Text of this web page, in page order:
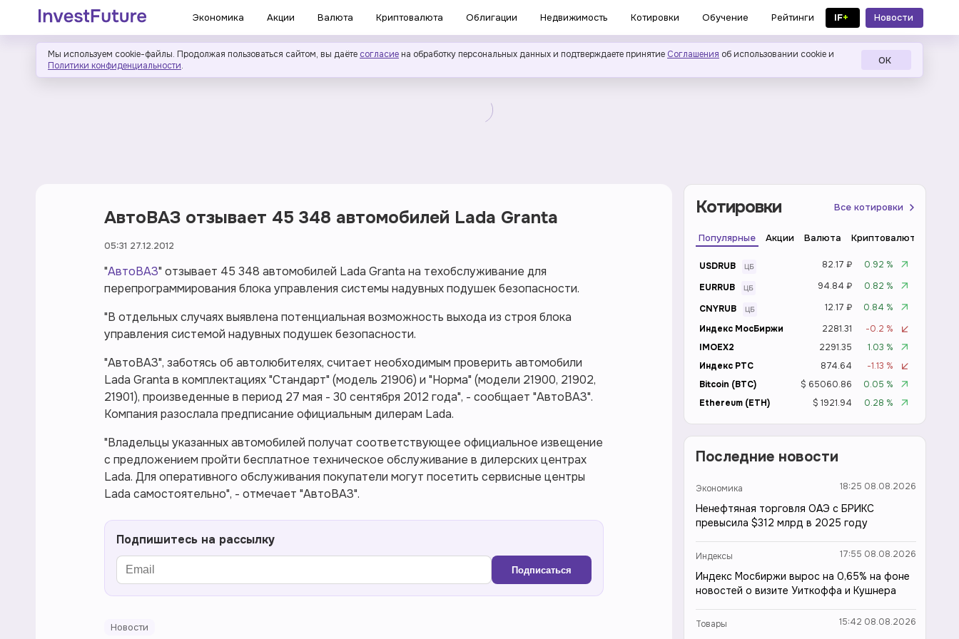
Экономика Акции Валюта Криптовалюта Облигации Недвижимость Котировки Обучение Рейтинги IF+
Новости
в MAX
Мы используем cookie-файлы. Продолжая пользоваться сайтом, вы даёте согласие на обработку персональных данных и подтверждаете принятие Соглашения об использовании cookie и
Политики конфиденциальности. ОК
АвтоВАЗ отзывает 45 348 автомобилей Lada Granta
05:31 27.12.2012
"АвтоВАЗ" отзывает 45 348 автомобилей Lada Granta на техобслуживание для
перепрограммирования блока управления системы надувных подушек безопасности.
"В отдельных случаях выявлена потенциальная возможность выхода из строя блока
управления системой надувных подушек безопасности.
"АвтоВАЗ", заботясь об автолюбителях, считает необходимым проверить автомобили
Lada Granta в комплектациях "Стандарт" (модель 21906) и "Норма" (модели 21900, 21902,
21901), произведенные в период 27 мая - 30 сентября 2012 года", - сообщает "АвтоВАЗ".
Компания разослала предписание официальным дилерам Lada.
"Владельцы указанных автомобилей получат соответствующее официальное извещение
с предложением пройти бесплатное техническое обслуживание в дилерских центрах
Lada. Для оперативного обслуживания покупатели могут посетить сервисные центры
Lada самостоятельно", - отмечает "АвтоВАЗ".
Подпишитесь на рассылку
Подписаться
Новости
Котировки Все котировки
Популярные Акции Валюта Криптовалюта
USDRUB 82.17 ₽
0.92 %
EURRUB
94.84 ₽
0.82 %
CNYRUB
12.17 ₽
0.84 %
Индекс МосБиржи
2281.31
-0.2 %
IMOEX2
2291.35
1.03 %
Индекс РТС
874.64
-1.13 %
Bitcoin (BTC)
$ 65060.86
0.05 %
Ethereum (ETH)
$ 1921.94 0.28 %
Последние новости
Экономика 18:25 08.08.2026
Ненефтяная торговля ОАЭ с БРИКС
превысила $312 млрд в 2025 году
Индексы 17:55 08.08.2026
Индекс Мосбиржи вырос на 0,65% на фоне
новостей о визите Уиткоффа и Кушнера
Товары 15:42 08.08.2026